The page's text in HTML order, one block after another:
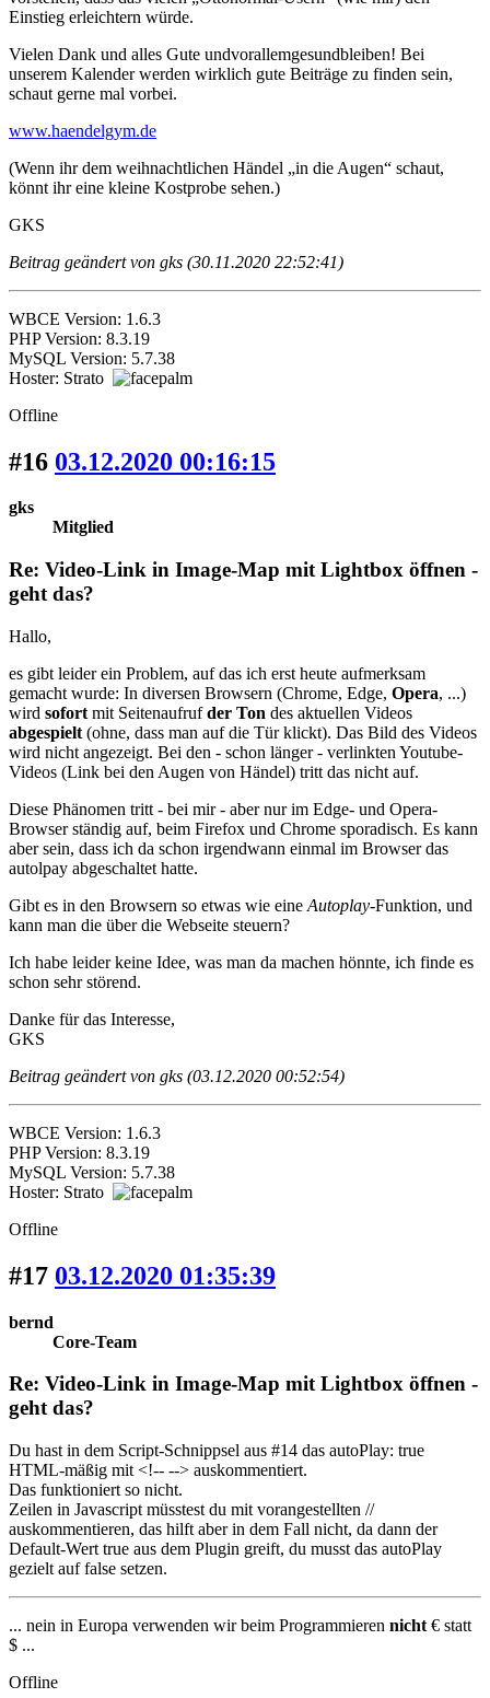
Einstieg erleichtern würde.
Vielen Dank und alles Gute undvorallemgesundbleiben! Bei
unserem Kalender werden wirklich gute Beiträge zu finden sein,
schaut gerne mal vorbei.
www.haendelgym.de
(Wenn ihr dem weihnachtlichen Händel „in die Augen“ schaut,
könnt ihr eine kleine Kostprobe sehen.)
GKS
Beitrag geändert von gks (30.11.2020 22:52:41)
WBCE Version: 1.6.3
PHP Version: 8.3.19
MySQL Version: 5.7.38
Hoster: Strato
Offline
#16 03.12.2020 00:16:15
gks
Mitglied
Re: Video-Link in Image-Map mit Lightbox öffnen -
geht das?
Hallo,
es gibt leider ein Problem, auf das ich erst heute aufmerksam
gemacht wurde: In diversen Browsern (Chrome, Edge, Opera, ...)
wird sofort mit Seitenaufrufder Ton des aktuellen Videos
abgespielt (ohne, dass man auf die Tür klickt). Das Bild des Videos
wird nicht angezeigt. Bei den - schon länger - verlinkten Youtube-
Videos (Link bei den Augen von Händel) tritt das nicht auf.
Diese Phänomen tritt - bei mir - aber nur im Edge- und Opera-
Browser ständig auf, beim Firefox und Chrome sporadisch. Es kann
aber sein, dass ich da schon irgendwann einmal im Browser das
autolpay abgeschaltet hatte.
Gibt es in den Browsern so etwas wie eine Autoplay-Funktion, und
kann man die über die Webseite steuern?
Ich habe leider keine Idee, was man da machen hönnte, ich finde es
schon sehr störend.
Danke für das Interesse,
GKS
Beitrag geändert von gks (03.12.2020 00:52:54)
WBCE Version: 1.6.3
PHP Version: 8.3.19
MySQL Version: 5.7.38
Hoster: Strato
Offline
#17 03.12.2020 01:35:39
bernd
Core-Team
Re: Video-Link in Image-Map mit Lightbox öffnen -
geht das?
Du hast in dem Script-Schnippsel aus #14 das autoPlay: true
HTML-mäßig mit <!-- --> auskommentiert.
Das funktioniert so nicht.
Zeilen in Javascript müsstest du mit vorangestellten //
auskommentieren, das hilft aber in dem Fall nicht, da dann der
Default-Wert true aus dem Plugin greift, du musst das autoPlay
gezielt auf false setzen.
... nein in Europa verwenden wir beim Programmieren nicht € statt
$ ...
Offline